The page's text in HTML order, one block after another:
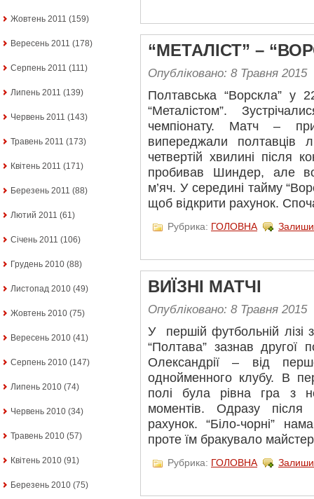
Жовтень 2011 (159)
Вересень 2011 (178)
Серпень 2011 (111)
Липень 2011 (139)
Червень 2011 (143)
Травень 2011 (173)
Квітень 2011 (171)
Березень 2011 (88)
Лютий 2011 (61)
Січень 2011 (106)
Грудень 2010 (88)
Листопад 2010 (49)
Жовтень 2010 (75)
Вересень 2010 (41)
Серпень 2010 (147)
Липень 2010 (74)
Червень 2010 (34)
Травень 2010 (57)
Квітень 2010 (91)
Березень 2010 (75)
“МЕТАЛІСТ” –
Опубліковано: 8 Травня 2015
Полтавська “Ворскла” у
“Металістом”.
чемпіонату. Матч –
випереджали
четвертій хвилині після
пробивав Шиндер, але
м’яч. У середині тайму
щоб відкрити рахунок.
Рубрика: ГОЛОВНА
ВИЇЗНІ МАТЧІ
Опубліковано: 8 Травня 2015
У першій футбольній лізі
“Полтава” зазнав другої
Олександрії – від
однойменного клубу. В
полі була рівна гра з
моментів. Одразу після
рахунок. “Біло-чорні”
проте їм бракувало
Рубрика: ГОЛОВНА